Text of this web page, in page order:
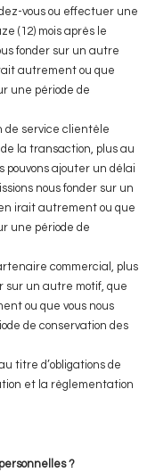
vous ou effectuer une
(12) mois après le
fonder sur un autre
autrement ou que
une période de
de service clientèle
la transaction, plus au
pouvons ajouter un délai
nous fonder sur un
irait autrement ou que
une période de
commercial, plus
sur un autre motif, que
ou que vous nous
de conservation des
titre d’obligations de
et la règlementation
?